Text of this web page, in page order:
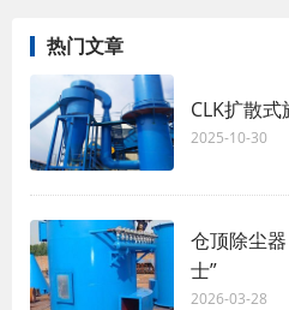
热门文章
CLK扩散
2025-10-30
仓顶除尘
士”
2026-03-28